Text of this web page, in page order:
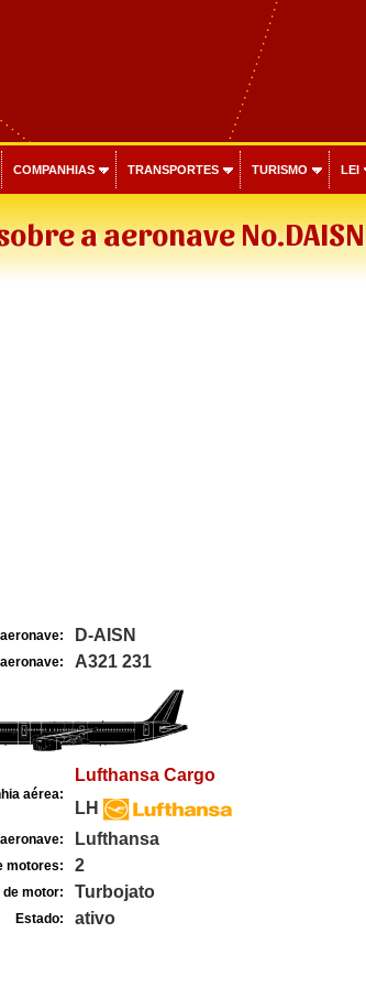
COMPANHIAS TRANSPORTES TURISMO LEI
a aeronave No.DAISN
D-AISN
A321 231
aérea:
Lufthansa Cargo
LH
Lufthansa
motores: 2
de motor: Turbojato
Estado: ativo